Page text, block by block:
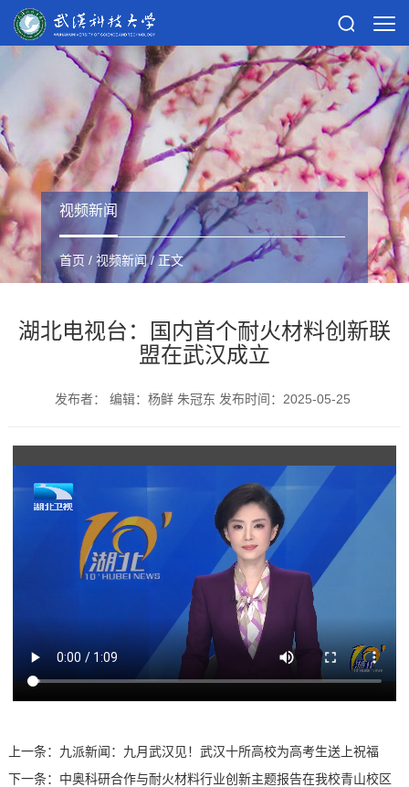
视频新闻
首页 / 视频新闻/ 正文
湖北电视台：国内首个耐火材料创新联
盟在武汉成立
发布者： 编辑：杨鲜 朱冠东 发布时间：2025-05-25
上一条： 九派新闻：九月武汉见！武汉十所高校为高考生送上祝福
下一条： 中奥科研合作与耐火材料行业创新主题报告在我校青山校区